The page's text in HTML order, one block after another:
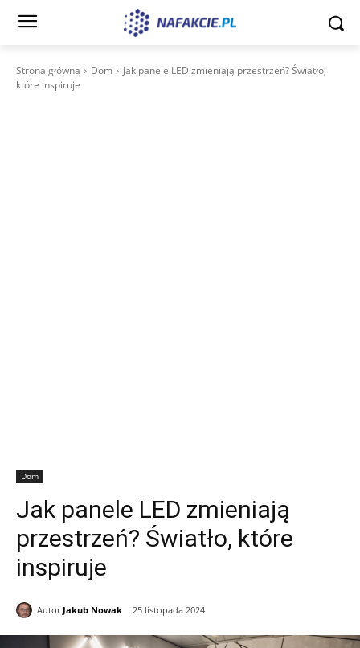
Strona główna Dom
Jak panele LED zmieniają przestrzeń? Światło,
które inspiruje
Dom
Jak panele LED zmieniają
przestrzeń? Światło, które
inspiruje
Autor Jakub Nowak 25 listopada 2024